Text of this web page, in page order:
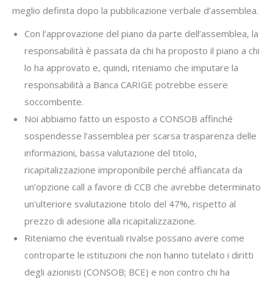
meglio definita dopo la pubblicazione verbale d’assemblea.
Con l’approvazione del piano da parte dell’assemblea, la
responsabilità è passata da chi ha proposto il piano a chi
lo ha approvato e, quindi, riteniamo che imputare la
responsabilità a Banca CARIGE potrebbe essere
soccombente.
Noi abbiamo fatto un esposto a CONSOB affinché
sospendesse l’assemblea per scarsa trasparenza delle
informazioni, bassa valutazione del titolo,
ricapitalizzazione improponibile perché affiancata da
un’opzione call a favore di CCB che avrebbe determinato
un’ulteriore svalutazione titolo del 47%, rispetto al
prezzo di adesione alla ricapitalizzazione.
Riteniamo che eventuali rivalse possano avere come
controparte le istituzioni che non hanno tutelato i diritti
degli azionisti (CONSOB; BCE) e non contro chi ha